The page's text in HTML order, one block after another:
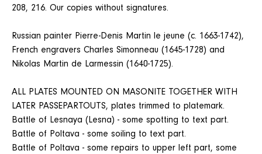
208, 216. Our copies without signatures.
Russian painter Pierre-Denis Martin le jeune (c. 1663-1742),
French engravers Charles Simonneau (1645-1728) and
Nikolas Martin de Larmessin (1640-1725).
ALL PLATES MOUNTED ON MASONITE TOGETHER WITH
LATER PASSEPARTOUTS, plates trimmed to platemark.
Battle of Lesnaya (Lesna) - some spotting to text part.
Battle of Poltava - some soiling to text part.
Battle of Poltava - some repairs to upper left part, some